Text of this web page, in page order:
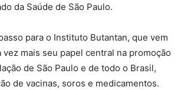
da Saúde de São Paulo.
para o Instituto Butantan, que vem
mais seu papel central na promoção
de São Paulo e de todo o Brasil,
de vacinas, soros e medicamentos.